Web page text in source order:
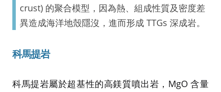
crust) 的聚合模型，因為熱、組成性質及密度差
異造成海洋地殼隱沒，進而形成 TTGs 深成岩。
科馬提岩
科馬提岩屬於超基性的高鎂質噴出岩，MgO 含量